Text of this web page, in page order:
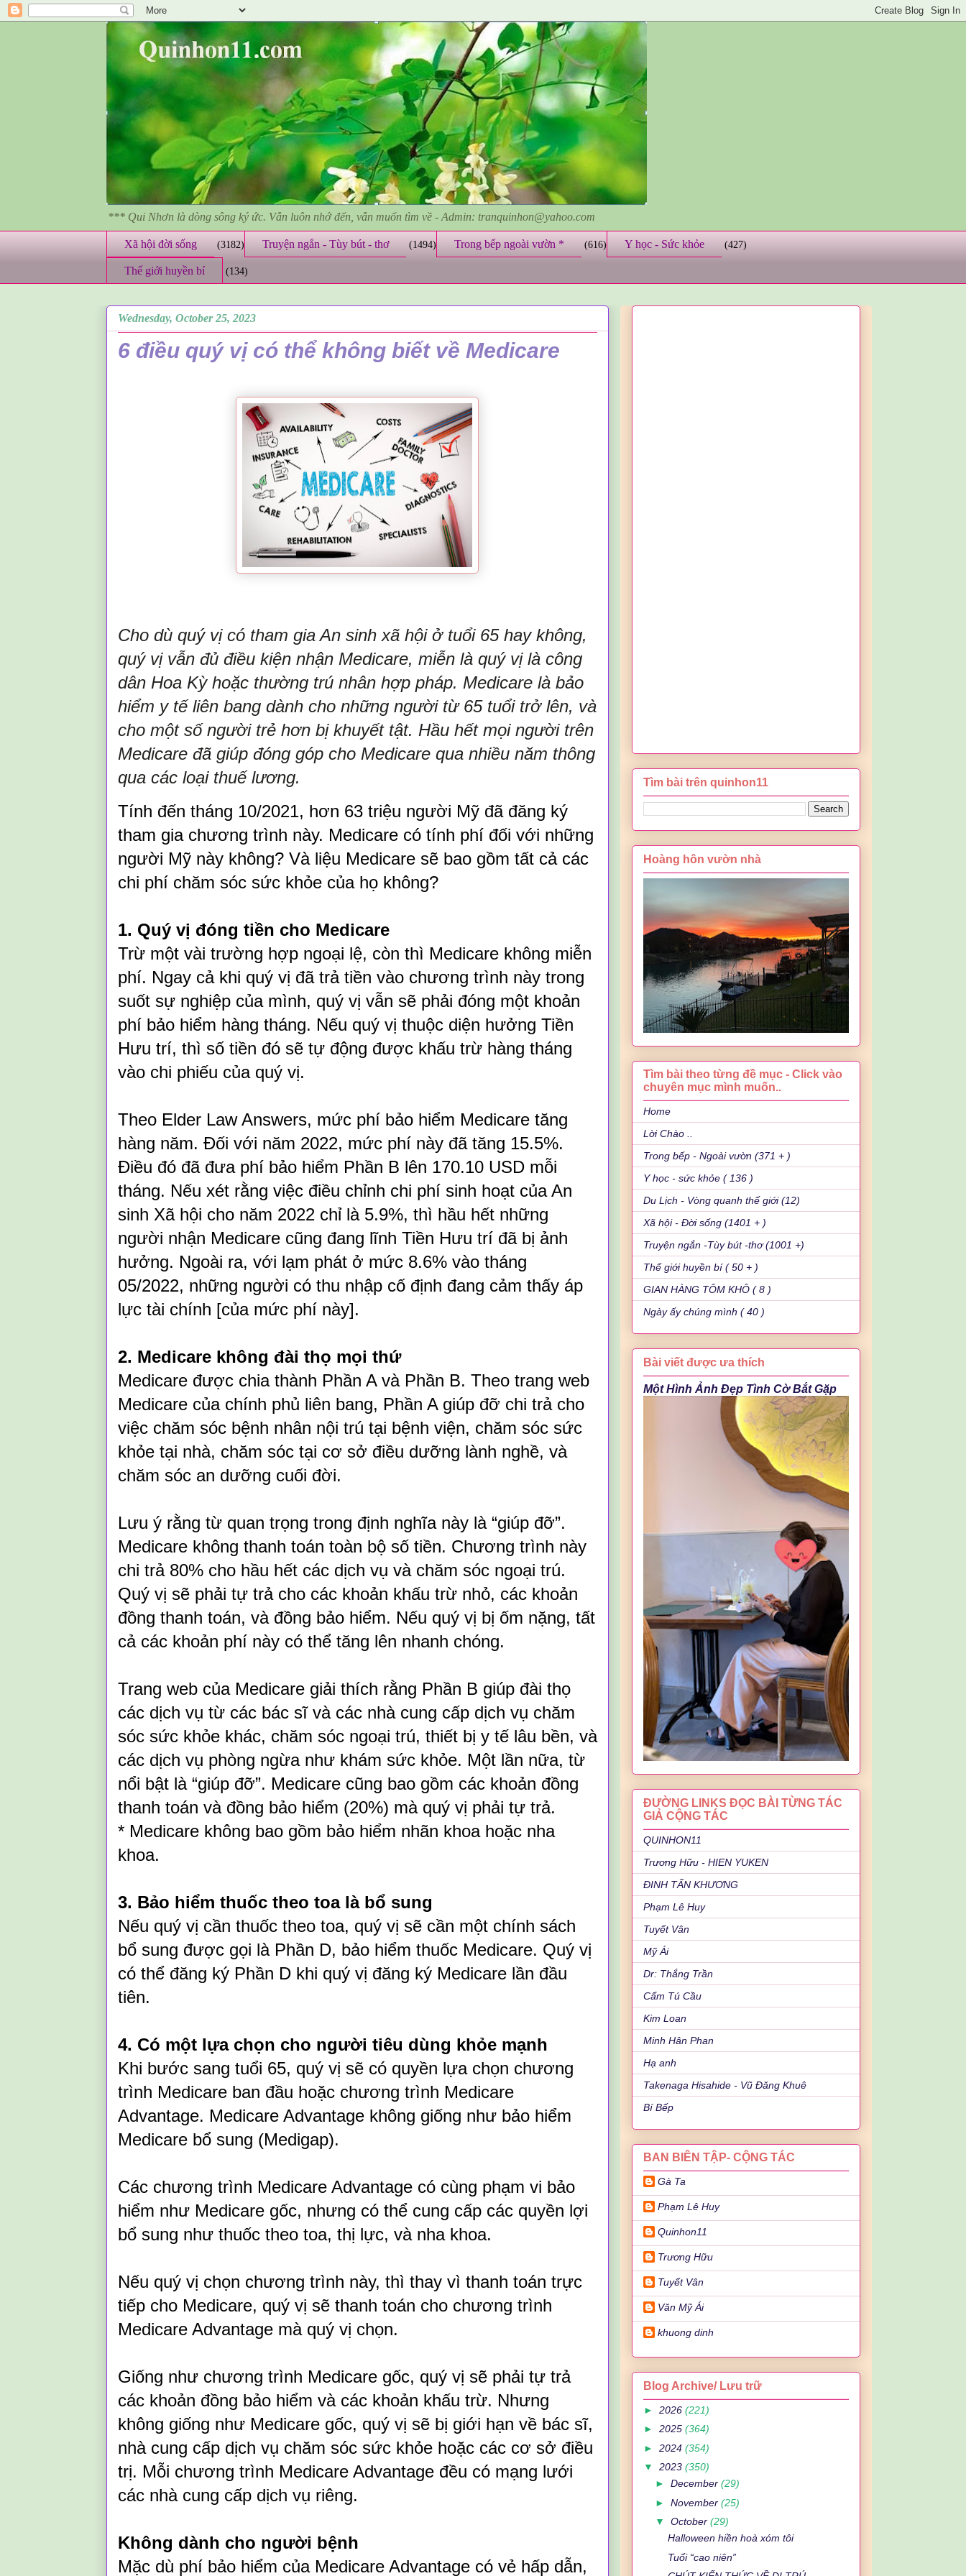
*** Qui Nhơn là dòng sông ký ức. Vẫn luôn nhớ đến, vẫn muốn tìm về - Admin: tranquinhon@yahoo.com
Xã hội đời sống (3182) Truyện ngắn - Tùy bút - thơ (1494) Trong bếp ngoài vườn * (616) Y học - Sức khỏe (427)
Thế giới huyền bí (134)
Wednesday, October 25, 2023
6 điều quý vị có thể không biết về Medicare
Cho dù quý vị có tham gia An sinh xã hội ở tuổi 65 hay không,
quý vị vẫn đủ điều kiện nhận Medicare, miễn là quý vị là công
dân Hoa Kỳ hoặc thường trú nhân hợp pháp. Medicare là bảo
hiểm y tế liên bang dành cho những người từ 65 tuổi trở lên, và
cho một số người trẻ hơn bị khuyết tật. Hầu hết mọi người trên
Medicare đã giúp đóng góp cho Medicare qua nhiều năm thông
qua các loại thuế lương.
Tính đến tháng 10/2021, hơn 63 triệu người Mỹ đã đăng ký
tham gia chương trình này. Medicare có tính phí đối với những
người Mỹ này không? Và liệu Medicare sẽ bao gồm tất cả các
chi phí chăm sóc sức khỏe của họ không?
1. Quý vị đóng tiền cho Medicare
Trừ một vài trường hợp ngoại lệ, còn thì Medicare không miễn
phí. Ngay cả khi quý vị đã trả tiền vào chương trình này trong
suốt sự nghiệp của mình, quý vị vẫn sẽ phải đóng một khoản
phí bảo hiểm hàng tháng. Nếu quý vị thuộc diện hưởng Tiền
Hưu trí, thì số tiền đó sẽ tự động được khấu trừ hàng tháng
vào chi phiếu của quý vị.
Theo Elder Law Answers, mức phí bảo hiểm Medicare tăng
hàng năm. Đối với năm 2022, mức phí này đã tăng 15.5%.
Điều đó đã đưa phí bảo hiểm Phần B lên 170.10 USD mỗi
tháng. Nếu xét rằng việc điều chỉnh chi phí sinh hoạt của An
sinh Xã hội cho năm 2022 chỉ là 5.9%, thì hầu hết những
người nhận Medicare cũng đang lĩnh Tiền Hưu trí đã bị ảnh
hưởng. Ngoài ra, với lạm phát ở mức 8.6% vào tháng
05/2022, những người có thu nhập cố định đang cảm thấy áp
lực tài chính [của mức phí này].
2. Medicare không đài thọ mọi thứ
Medicare được chia thành Phần A và Phần B. Theo trang web
Medicare của chính phủ liên bang, Phần A giúp đỡ chi trả cho
việc chăm sóc bệnh nhân nội trú tại bệnh viện, chăm sóc sức
khỏe tại nhà, chăm sóc tại cơ sở điều dưỡng lành nghề, và
chăm sóc an dưỡng cuối đời.
Lưu ý rằng từ quan trọng trong định nghĩa này là “giúp đỡ”.
Medicare không thanh toán toàn bộ số tiền. Chương trình này
chi trả 80% cho hầu hết các dịch vụ và chăm sóc ngoại trú.
Quý vị sẽ phải tự trả cho các khoản khấu trừ nhỏ, các khoản
đồng thanh toán, và đồng bảo hiểm. Nếu quý vị bị ốm nặng, tất
cả các khoản phí này có thể tăng lên nhanh chóng.
Trang web của Medicare giải thích rằng Phần B giúp đài thọ
các dịch vụ từ các bác sĩ và các nhà cung cấp dịch vụ chăm
sóc sức khỏe khác, chăm sóc ngoại trú, thiết bị y tế lâu bền, và
các dịch vụ phòng ngừa như khám sức khỏe. Một lần nữa, từ
nổi bật là “giúp đỡ”. Medicare cũng bao gồm các khoản đồng
thanh toán và đồng bảo hiểm (20%) mà quý vị phải tự trả.
* Medicare không bao gồm bảo hiểm nhãn khoa hoặc nha
khoa.
3. Bảo hiểm thuốc theo toa là bổ sung
Nếu quý vị cần thuốc theo toa, quý vị sẽ cần một chính sách
bổ sung được gọi là Phần D, bảo hiểm thuốc Medicare. Quý vị
có thể đăng ký Phần D khi quý vị đăng ký Medicare lần đầu
tiên.
4. Có một lựa chọn cho người tiêu dùng khỏe mạnh
Khi bước sang tuổi 65, quý vị sẽ có quyền lựa chọn chương
trình Medicare ban đầu hoặc chương trình Medicare
Advantage. Medicare Advantage không giống như bảo hiểm
Medicare bổ sung (Medigap).
Các chương trình Medicare Advantage có cùng phạm vi bảo
hiểm như Medicare gốc, nhưng có thể cung cấp các quyền lợi
bổ sung như thuốc theo toa, thị lực, và nha khoa.
Nếu quý vị chọn chương trình này, thì thay vì thanh toán trực
tiếp cho Medicare, quý vị sẽ thanh toán cho chương trình
Medicare Advantage mà quý vị chọn.
Giống như chương trình Medicare gốc, quý vị sẽ phải tự trả
các khoản đồng bảo hiểm và các khoản khấu trừ. Nhưng
không giống như Medicare gốc, quý vị sẽ bị giới hạn về bác sĩ,
nhà cung cấp dịch vụ chăm sóc sức khỏe hoặc các cơ sở điều
trị. Mỗi chương trình Medicare Advantage đều có mạng lưới
các nhà cung cấp dịch vụ riêng.
Không dành cho người bệnh
Mặc dù phí bảo hiểm của Medicare Advantage có vẻ hấp dẫn,
Tìm bài trên quinhon11
Hoàng hôn vườn nhà
Tìm bài theo từng đề mục - Click vào
chuyên mục mình muốn..
Home
Lời Chào ..
Trong bếp - Ngoài vườn (371 + )
Y học - sức khỏe ( 136 )
Du Lịch - Vòng quanh thế giới (12)
Xã hội - Đời sống (1401 + )
Truyện ngắn -Tùy bút -thơ (1001 +)
Thế giới huyền bí ( 50 + )
GIAN HÀNG TÔM KHÔ ( 8 )
Ngày ấy chúng mình ( 40 )
Bài viết được ưa thích
Một Hình Ảnh Đẹp Tình Cờ Bắt Gặp
ĐƯỜNG LINKS ĐỌC BÀI TỪNG TÁC
GIẢ CỘNG TÁC
QUINHON11
Trương Hữu - HIEN YUKEN
ĐINH TẤN KHƯƠNG
Phạm Lê Huy
Tuyết Vân
Mỹ Ái
Dr: Thắng Trần
Cẩm Tú Cầu
Kim Loan
Minh Hân Phan
Hạ anh
Takenaga Hisahide - Vũ Đăng Khuê
Bí Bếp
BAN BIÊN TẬP- CỘNG TÁC
Gà Ta
Phạm Lê Huy
Quinhon11
Trương Hữu
Tuyết Vân
Văn Mỹ Ái
khuong dinh
Blog Archive/ Lưu trữ
► 2026 (221)
► 2025 (364)
► 2024 (354)
▼ 2023 (350)
►December(29)
►November(25)
▼October(29)
Halloween hiền hoà xóm tôi
Tuổi “cao niên”